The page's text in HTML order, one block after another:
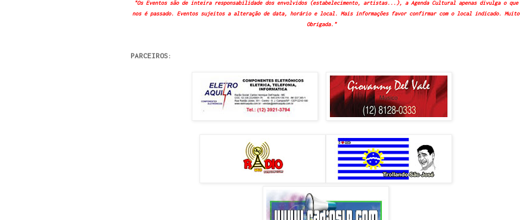
"Os Eventos são de inteira responsabilidade dos envolvidos (estabelecimento, artistas...), a Agenda Cultural apenas divulga o que
nos é passado. Eventos sujeitos a alteração de data, horário e local. Mais informações favor confirmar com o local indicado. Muito
Obrigada."
PARCEIROS: